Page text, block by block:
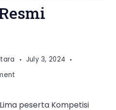
July 3, 2024
peserta Kompetisi